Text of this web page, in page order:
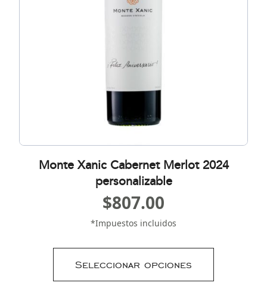
Monte Xanic Cabernet Merlot 2024
personalizable
$807.00
*Impuestos incluidos
Seleccionar opciones